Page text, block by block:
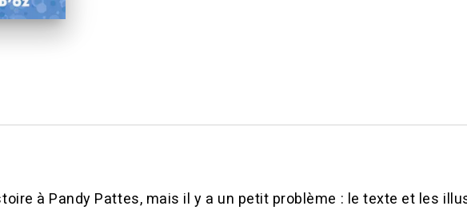
à Pandy Pattes, mais il y a un petit problème : le texte et les